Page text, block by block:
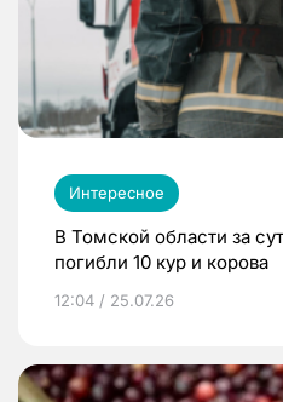
Интересное
В Томской области за
погибли 10 кур и корова
12:04 / 25.07.26